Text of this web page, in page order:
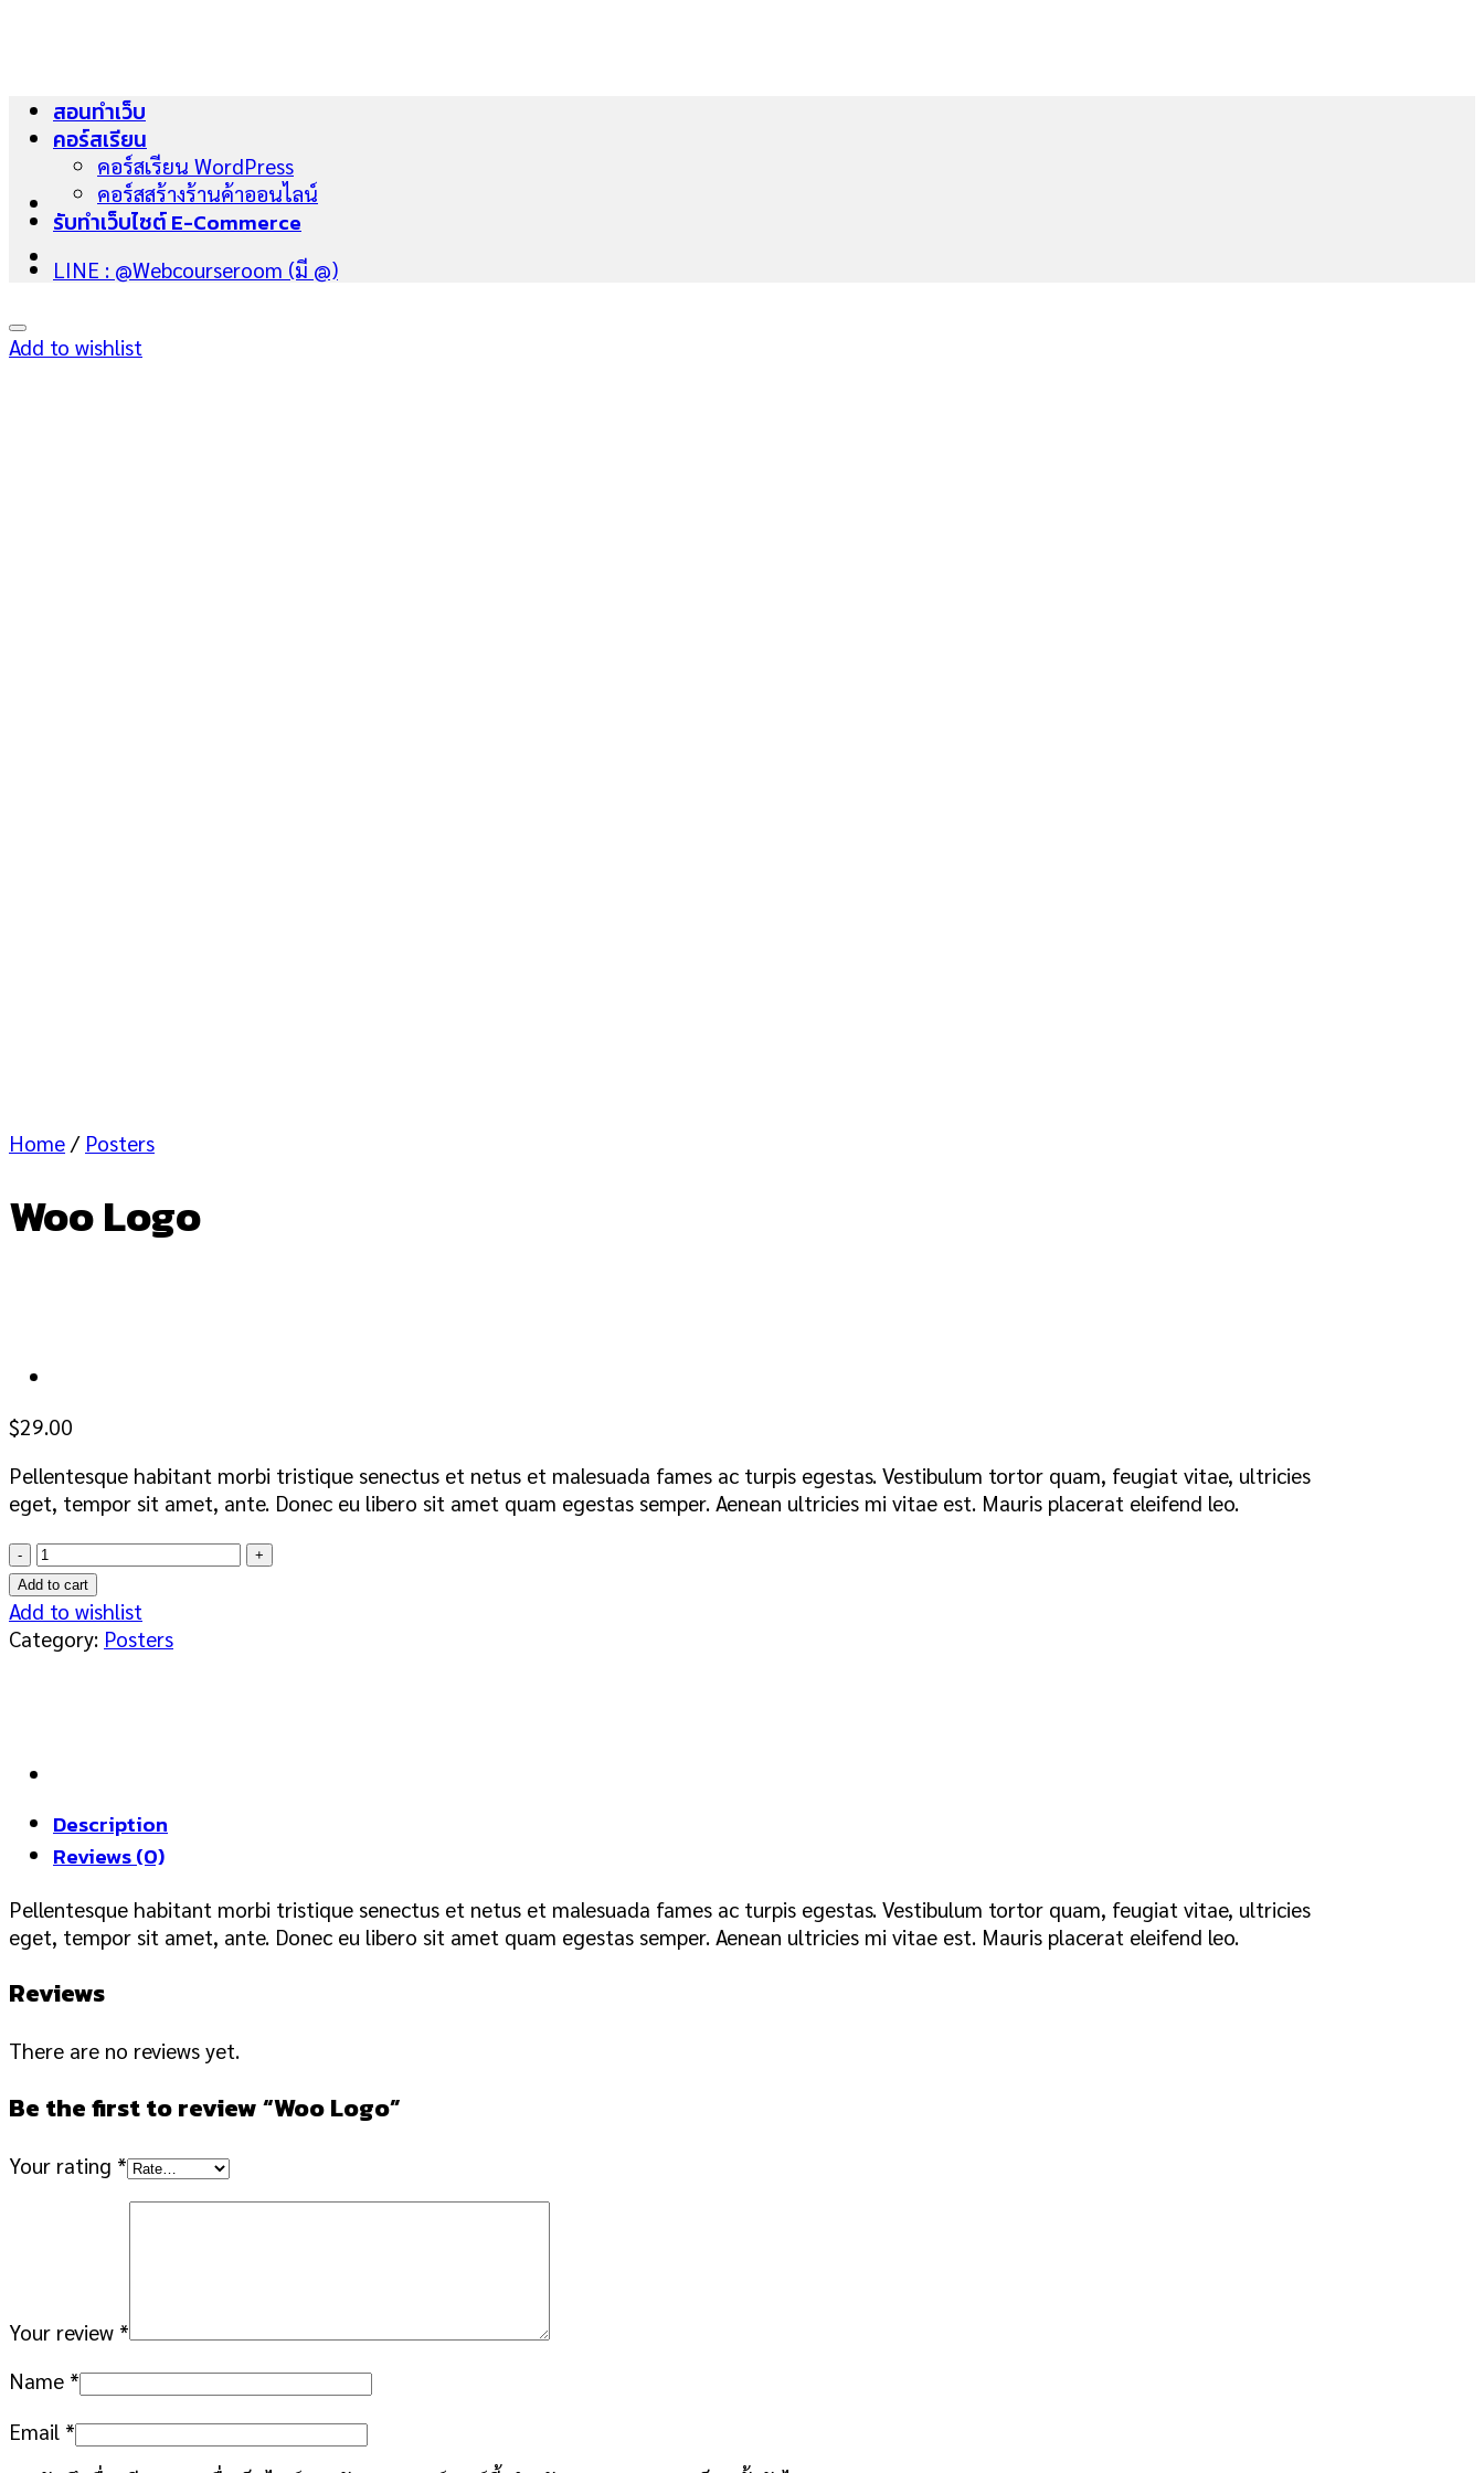
สอนทำเว็บ
คอร์สเรียน
คอร์สเรียน WordPress
คอร์สสร้างร้านค้าออนไลน์
รับทำเว็บไซต์ E-Commerce
LINE : @Webcourseroom (มี @)
Add to wishlist
Home / Posters
Woo Logo
$29.00
Pellentesque habitant morbi tristique senectus et netus et malesuada fames ac turpis egestas. Vestibulum tortor quam, feugiat vitae, ultricies
eget, tempor sit amet, ante. Donec eu libero sit amet quam egestas semper. Aenean ultricies mi vitae est. Mauris placerat eleifend leo.
Woo
Logo
quantity
Add to cart
Add to wishlist
Category: Posters
Description
Reviews (0)
Pellentesque habitant morbi tristique senectus et netus et malesuada fames ac turpis egestas. Vestibulum tortor quam, feugiat vitae, ultricies
eget, tempor sit amet, ante. Donec eu libero sit amet quam egestas semper. Aenean ultricies mi vitae est. Mauris placerat eleifend leo.
Reviews
There are no reviews yet.
Be the first to review “Woo Logo”
Your rating *
Your review *
Name *
Email *